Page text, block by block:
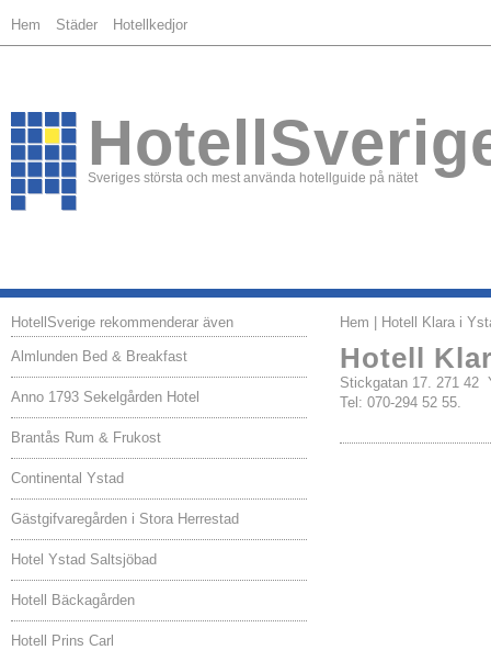
Hem Städer Hotellkedjor
Sveriges största och mest använda hotellguide på nätet
HotellSverige rekommenderar även
Almlunden Bed & Breakfast
Anno 1793 Sekelgården Hotel
Brantås Rum & Frukost
Continental Ystad
Gästgifvaregården i Stora Herrestad
Hotel Ystad Saltsjöbad
Hotell Bäckagården
Hotell Prins Carl
Hem | Hotell Klara i
Hotell
Stickgatan 17. 271 42
Tel: 070-294 52 55.